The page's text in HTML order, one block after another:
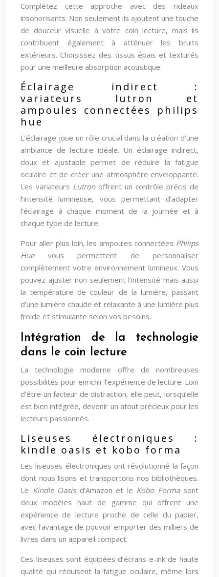
Complétez cette approche avec des rideaux
insonorisants. Non seulement ils ajoutent une touche
de douceur visuelle à votre coin lecture, mais ils
contribuent également à atténuer les bruits
extérieurs. Choisissez des tissus épais et texturés
pour une meilleure absorption acoustique.
Éclairage indirect :
variateurs lutron et
ampoules connectées philips
hue
L’éclairage joue un rôle crucial dans la création d’une
ambiance de lecture idéale. Un éclairage indirect,
doux et ajustable permet de réduire la fatigue
oculaire et de créer une atmosphère enveloppante.
Les variateurs Lutron offrent un contrôle précis de
l’intensité lumineuse, vous permettant d’adapter
l’éclairage à chaque moment de la journée et à
chaque type de lecture.
Pour aller plus loin, les ampoules connectées Philips
Hue vous permettent de personnaliser
complètement votre environnement lumineux. Vous
pouvez ajuster non seulement l’intensité mais aussi
la température de couleur de la lumière, passant
d’une lumière chaude et relaxante à une lumière plus
froide et stimulante selon vos besoins.
Intégration de la technologie
dans le coin lecture
La technologie moderne offre de nombreuses
possibilités pour enrichir l’expérience de lecture. Loin
d’être un facteur de distraction, elle peut, lorsqu’elle
est bien intégrée, devenir un atout précieux pour les
lecteurs passionnés.
Liseuses électroniques :
kindle oasis et kobo forma
Les liseuses électroniques ont révolutionné la façon
dont nous lisons et transportons nos bibliothèques.
Le Kindle Oasis d’Amazon et le Kobo Forma sont
deux modèles haut de gamme qui offrent une
expérience de lecture proche de celle du papier,
avec l’avantage de pouvoir emporter des milliers de
livres dans un appareil compact.
Ces liseuses sont équipées d’écrans e-ink de haute
qualité qui réduisent la fatigue oculaire, même lors